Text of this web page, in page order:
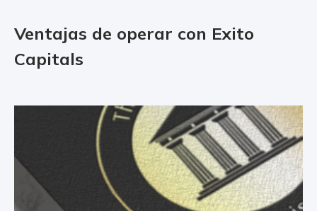
Ventajas de operar con Exito
Capitals